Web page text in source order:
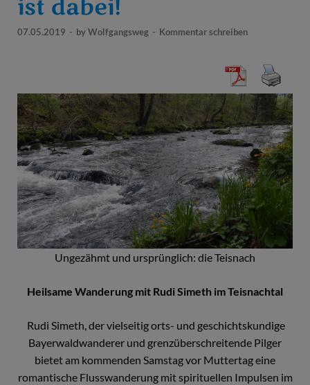
ist dabei!
07.05.2019 - byWolfgangsweg - Kommentar schreiben
Ungezähmt und ursprünglich: die Teisnach
Heilsame Wanderung mit Rudi Simeth im Teisnachtal
Rudi Simeth, der vielseitig orts- und geschichtskundige
Bayerwaldwanderer und grenzüberschreitende Pilger
bietet am kommenden Samstag vor Muttertag eine
romantische Flusswanderung mit spirituellen Impulsen im